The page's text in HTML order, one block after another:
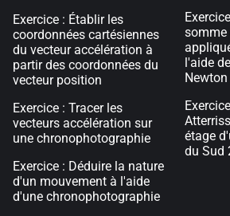
Exercice : Établir les
coordonnées cartésiennes
du vecteur accélération à
partir des coordonnées du
vecteur position
Exercice : Tracer les
vecteurs accélération sur
une chronophotographie
Exercice : Déduire la nature
d'un mouvement à l'aide
d'une chronophotographie
somme
l'aide
Newton
étage
du Sud